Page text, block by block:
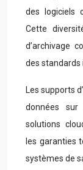
des logiciels
Cette
d’archivage
des standards
Les supports
données
solutions
les garanties
systèmes de